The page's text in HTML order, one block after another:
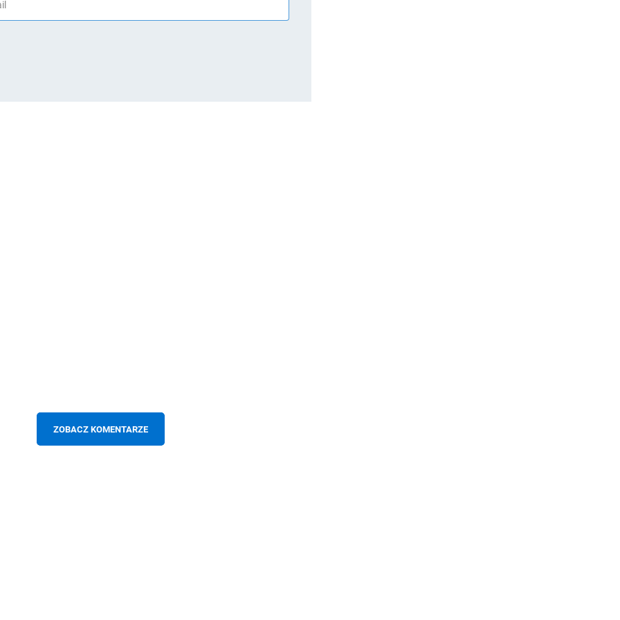
ZOBACZ KOMENTARZE